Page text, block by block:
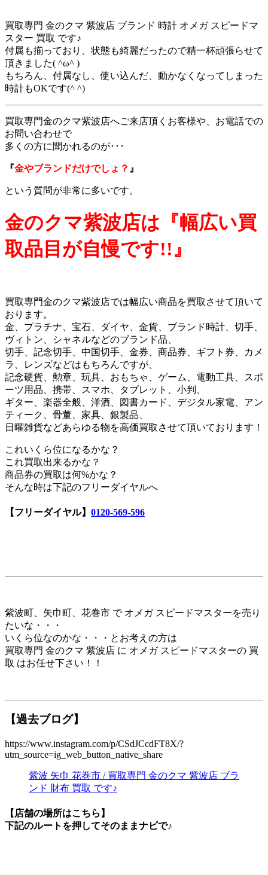
買取専門 金のクマ 紫波店 ブランド 時計 オメガ スピードマ
スター 買取 です♪
付属も揃っており、状態も綺麗だったので精一杯頑張らせて
頂きました( ^ω^ )
もちろん、付属なし、使い込んだ、動かなくなってしまった
時計もOKです(^ ^)
買取専門金のクマ紫波店へご来店頂くお客様や、お電話での
お問い合わせで
多くの方に聞かれるのが･･･
『金やブランドだけでしょ？ 』
という質問が非常に多いです。
金のクマ紫波店は『幅広い買
取品目が自慢です!!』
買取専門金のクマ紫波店では幅広い商品を買取させて頂いて
おります。
金、プラチナ、宝石、ダイヤ、金貨、ブランド時計、切手、
ヴィトン、シャネルなどのブランド品、
切手、記念切手、中国切手、金券、商品券、ギフト券、カメ
ラ、レンズなどはもちろんですが、
記念硬貨、勲章、玩具、おもちゃ、ゲーム、電動工具、スポ
ーツ用品、携帯、スマホ、タブレット、小判、
ギター、楽器全般、洋酒、図書カード、デジタル家電、アン
ティーク、骨董、家具、銀製品、
日曜雑貨などあらゆる物を高価買取させて頂いております！
これいくら位になるかな？
これ買取出来るかな？
商品券の買取は何%かな？
そんな時は下記のフリーダイヤルへ
【フリーダイヤル】 0120-569-596
紫波町、矢巾町、花巻市 で オメガ スピードマスターを売り
たいな・・・
いくら位なのかな・・・とお考えの方は
買取専門 金のクマ 紫波店 に オメガ スピードマスターの 買
取 はお任せ下さい！！
【過去ブログ】
https://www.instagram.com/p/CSdJCcdFT8X/?
utm_source=ig_web_button_native_share
紫波 矢巾 花巻市 / 買取専門 金のクマ 紫波店 ブラ
ンド 財布 買取 です♪
【店舗の場所はこちら】
下記のルートを押してそのままナビで♪